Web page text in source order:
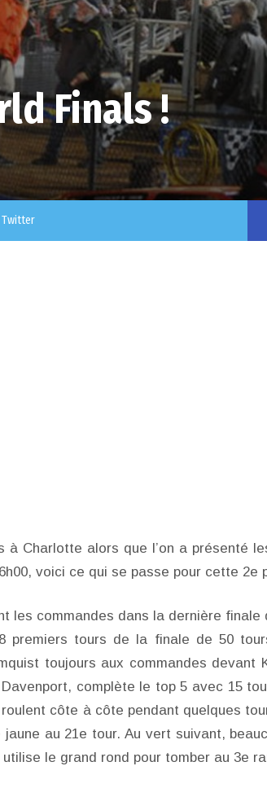
Finals !
à Charlotte alors que l’on a présenté
voici ce qui se passe pour cette 2e
les commandes dans la dernière finale
premiers tours de la finale de 50
toujours aux commandes devant
complète le top 5 avec 15
côte à côte pendant quelques
au 21e tour. Au vert suivant,
le grand rond pour tomber au 3e